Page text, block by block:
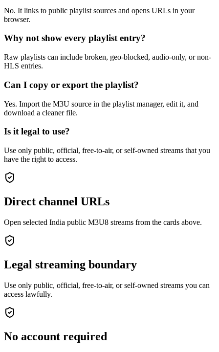
No. It links to public playlist sources and opens URLs in your
browser.
Why not show every playlist entry?
Raw playlists can include broken, geo-blocked, audio-only, or non-
HLS entries.
Can I copy or export the playlist?
Yes. Import the M3U source in the playlist manager, edit it, and
download a cleaner file.
Is it legal to use?
Use only public, official, free-to-air, or self-owned streams that you
have the right to access.
Direct channel URLs
Open selected India public M3U8 streams from the cards above.
Legal streaming boundary
Use only public, official, free-to-air, or self-owned streams you can
access lawfully.
No account required